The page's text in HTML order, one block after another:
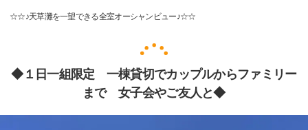
☆☆♪天草灘を一望できる全室オーシャンビュー♪☆☆
◆１日一組限定 一棟貸切でカップルからファミリー
まで 女子会やご友人と◆